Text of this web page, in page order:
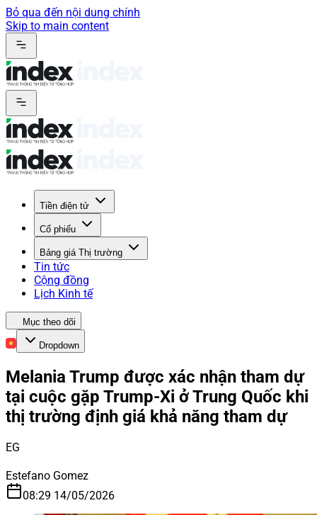
Bỏ qua đến nội dung chính
Skip to main content
Tiền điện tử
Cổ phiếu
Bảng giá Thị trường
Tin tức
Cộng đồng
Lịch Kinh tế
Mục theo dõi
Dropdown
Melania Trump được xác nhận tham dự
tại cuộc gặp Trump-Xi ở Trung Quốc khi
thị trường định giá khả năng tham dự
EG
Estefano Gomez
08:29 14/05/2026